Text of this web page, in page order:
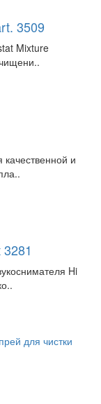
3509
Mixture
и
Hi
для чистки